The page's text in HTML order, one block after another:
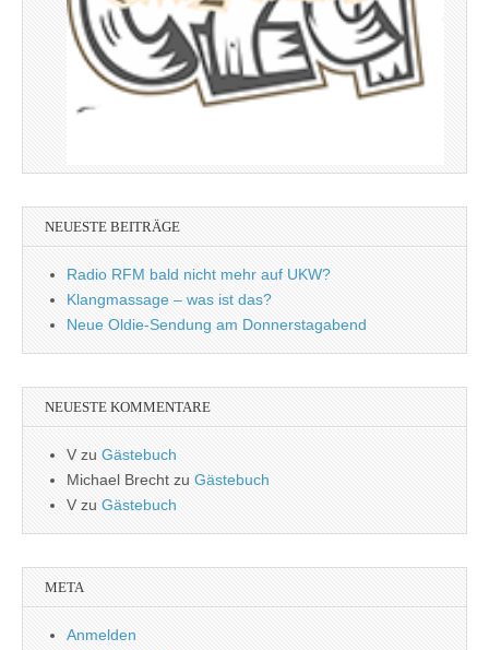
NEUESTE BEITRÄGE
Radio RFM bald nicht mehr auf UKW?
Klangmassage – was ist das?
Neue Oldie-Sendung am Donnerstagabend
NEUESTE KOMMENTARE
V zu Gästebuch
Michael Brecht zu Gästebuch
Vzu Gästebuch
META
Anmelden